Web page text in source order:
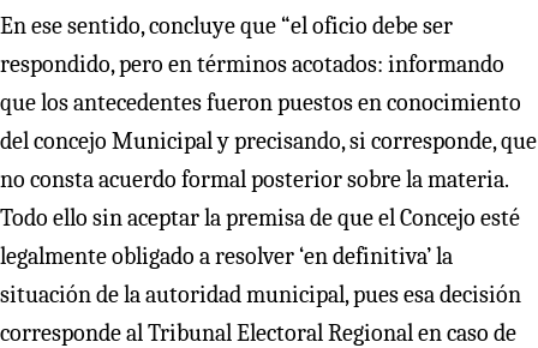
En ese sentido, concluye que “el oficio debe ser
respondido, pero en términos acotados: informando
que los antecedentes fueron puestos en conocimiento
del concejo Municipal y precisando, si corresponde, que
no consta acuerdo formal posterior sobre la materia.
Todo ello sin aceptar la premisa de que el Concejo esté
legalmente obligado a resolver ‘en definitiva’ la
situación de la autoridad municipal, pues esa decisión
corresponde al Tribunal Electoral Regional en caso de